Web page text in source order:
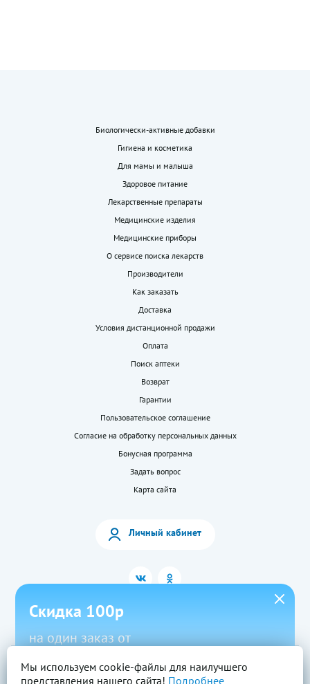
Биологически-активные добавки
Гигиена и косметика
Для мамы и малыша
Здоровое питание
Лекарственные препараты
Медицинские изделия
Медицинские приборы
О сервисе поиска лекарств
Производители
Как заказать
Доставка
Условия дистанционной продажи
Оплата
Поиск аптеки
Возврат
Гарантии
Пользовательское соглашение
Согласие на обработку персональных данных
Бонусная программа
Задать вопрос
Карта сайта
Личный кабинет
2026 © «LEKkupi»
Все права защищены.
Мы используем cookie-файлы для наилучшего
представления нашего сайта! Подробнее
Скидка 100р
на один заказ от